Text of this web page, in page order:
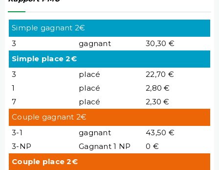
Simple gagnant 2€
3
gagnant
30,30 €
Simple place 2€
3
placé
22,70 €
1
placé
2,80 €
7
placé
2,30 €
Couple gagnant 2€
3-1
gagnant
43,50 €
3-NP
Gagnant 1 NP
0 €
Couple place 2€